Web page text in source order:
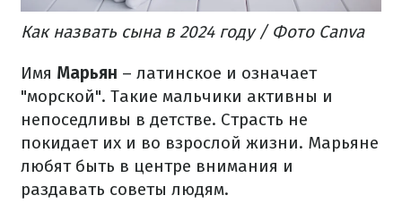
Как назвать сына в 2024 году / Фото Canva
Имя Марьян – латинское и означает
"морской". Такие мальчики активны и
непоседливы в детстве. Страсть не
покидает их и во взрослой жизни. Марьяне
любят быть в центре внимания и
раздавать советы людям.